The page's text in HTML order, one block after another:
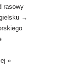
rasowy
→
»